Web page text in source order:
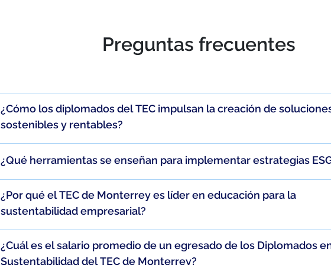
Preguntas frecuentes
¿Cómo los diplomados del TEC impulsan la creación de
sostenibles y rentables?
¿Qué herramientas se enseñan para implementar estrategias
¿Por qué el TEC de Monterrey es líder en educación para la
sustentabilidad empresarial?
¿Cuál es el salario promedio de un egresado de los Diplomados
Sustentabilidad del TEC de Monterrey?